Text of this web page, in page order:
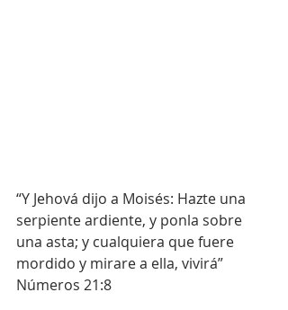
“Y Jehová dijo a Moisés: Hazte una
serpiente ardiente, y ponla sobre
una asta; y cualquiera que fuere
mordido y mirare a ella, vivirá”
Números 21:8